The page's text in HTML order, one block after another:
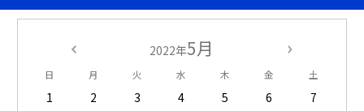
2022年5月
日 月 火 水 木 金 土
1 2 3 4 5 6
7